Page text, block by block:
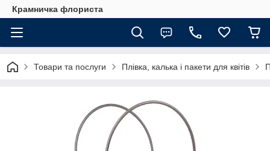
Крамничка флориста
Товари та послуги Плівка, калька і пакети для квітів